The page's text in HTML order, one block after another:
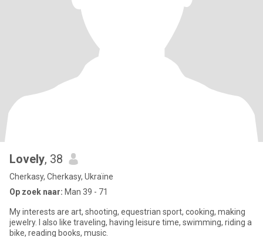
Lovely, 38
Cherkasy, Cherkasy, Ukraïne
Op zoek naar: Man 39 - 71
My interests are art, shooting, equestrian sport, cooking, making
jewelry. I also like traveling, having leisure time, swimming, riding a
bike, reading books, music.